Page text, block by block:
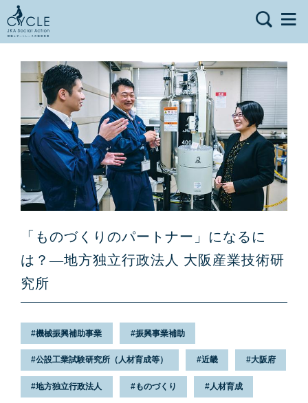
「ものづくりのパートナー」になるに
は？—地方独立行政法人 大阪産業技術研
究所
機械振興補助事業 振興事業補助
公設工業試験研究所（人材育成等） 近畿 大阪府
地方独立行政法人 ものづくり 人材育成